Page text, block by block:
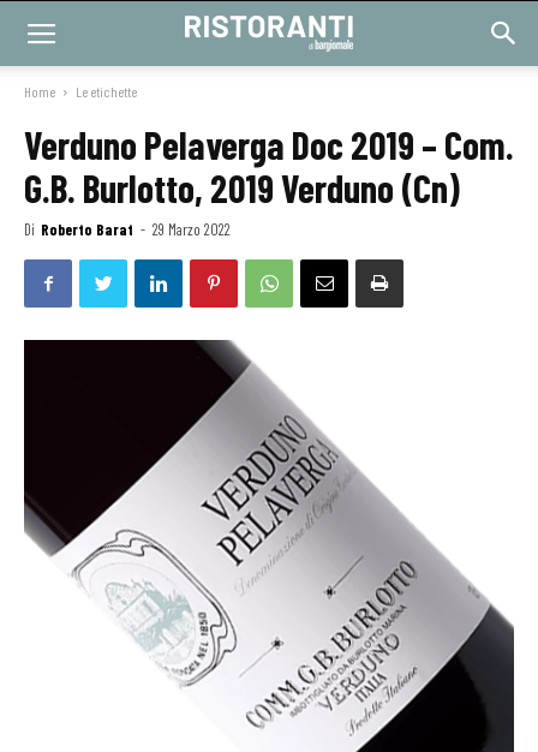
Home Le etichette
Verduno Pelaverga Doc 2019 – Com.
G.B. Burlotto, 2019 Verduno (Cn)
Di Roberto Barat - 29 Marzo 2022